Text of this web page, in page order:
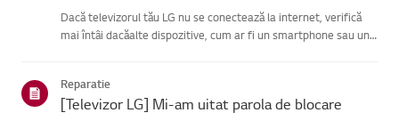
Dacă televizorul tău LG nu se conectează la internet, verifică
mai întâi dacăalte dispozitive, cum ar fi un smartphone sau un
Reparatie
[Televizor LG] Mi-am uitat parola de blocare